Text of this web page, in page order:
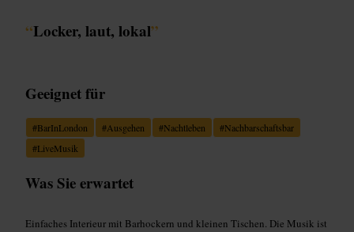
“Locker, laut, lokal”
Geeignet für
#BarInLondon #Ausgehen #Nachtleben #Nachbarschaftsbar
#LiveMusik
Was Sie erwartet
Einfaches Interieur mit Barhockern und kleinen Tischen. Die Musik ist